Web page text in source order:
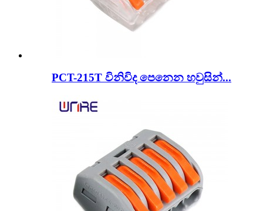
PCT-215T විනිවිද පෙනෙන හවුසින්...